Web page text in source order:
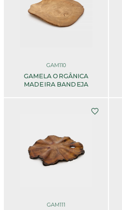
GAM110
GAMELA ORGÂNICA
MADEIRA BANDEJA
GAM111